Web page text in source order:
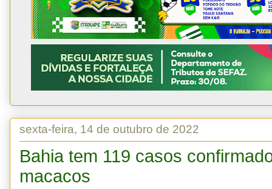
sexta-feira, 14 de outubro de 2022
Bahia tem 119 casos
macacos